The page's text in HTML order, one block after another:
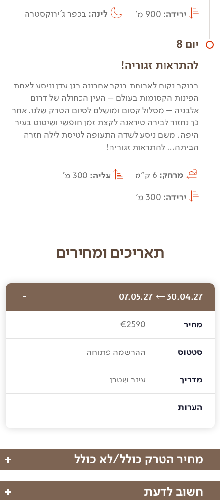
ירידה: 900 מ' לינה: בכפר ג'ירוקסטרה
יום 8
להתראות זגוריה!
בבוקר נקום לארוחת בוקר אחרונה בגן עדן וניסע לאחת
הפינות הקסומות בעולם – העין הכחולה של דרום
אלבניה – מסלול קסום ומושלם לסיום הטרק שלנו. אחר
כך נחזור לבירה טיראנה לקצת זמן חופשי ושיטוט בעיר
היפה. משם ניסע לשדה התעופה לטיסת לילה חזרה
הביתה… להתראות זגוריה!
מרחק: 6 ק"מ עליה: 300 מ'
ירידה: 300 מ'
תאריכים ומחירים
30.04.27
07.05.27
מחיר €2590
סטטוס ההרשמה פתוחה
מדריך עינב שטרן
הערות
מחיר הטרק כולל/לא כולל
חשוב לדעת